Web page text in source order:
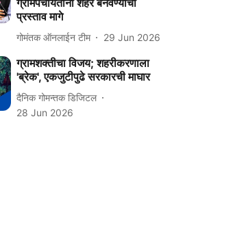
ग्रामपंचायतींना शहर बनवण्याचा
प्रस्ताव मागे
गोमंतक ऑनलाईन टीम 29 Jun 2026
ग्रामशक्तीचा विजय; शहरीकरणाला
'ब्रेक', एकजुटीपुढे सरकारची माघार
दैनिक गोमन्तक डिजिटल
28 Jun 2026